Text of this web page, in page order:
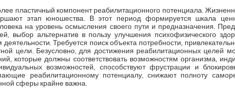
пластичный компонент реабилитационного потенциала.
этап юношества. В этот период формируется шкала
на уровень осмысления своего пути и предназначения.
выбор альтернатив в пользу улучшения психофизического
Требуется поиск объекта потребности,
цели. Безусловно, для достижения реабилитационных целей
которые должны соответствовать возможностям организма,
возможностей, способствуют фрустрации и
реабилитационному потенциалу, снижают полноту
сферы крайне важна.